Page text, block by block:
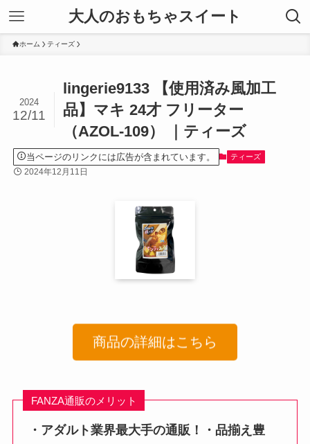
大人のおもちゃスイート
ホーム ティーズ
lingerie9133 【使用済み風加工
品】マキ 24才 フリーター
（AZOL-109） ｜ティーズ
2024
12/11
当ページのリンクには広告が含まれています。 ティーズ
2024年12月11日
商品の詳細はこちら
FANZA通販のメリット
・アダルト業界最大手の通販！・品揃え豊